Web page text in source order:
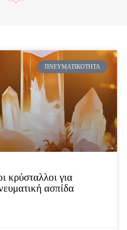
ΠΝΕΥΜΑΤΙΚΌΤΗΤΑ
κρύσταλλοι για
ασπίδα